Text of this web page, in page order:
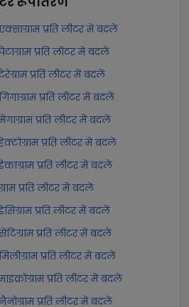
प्रति लीटर में बदलें
प्रति लीटर में बदलें
प्रति लीटर में बदलें
प्रति लीटर में बदलें
प्रति लीटर में बदलें
प्रति लीटर में बदलें
प्रति लीटर में बदलें
प्रति लीटर में बदलें
प्रति लीटर में बदलें
प्रति लीटर में बदलें
प्रति लीटर में बदलें
प्रति लीटर में बदलें
प्रति लीटर में बदलें